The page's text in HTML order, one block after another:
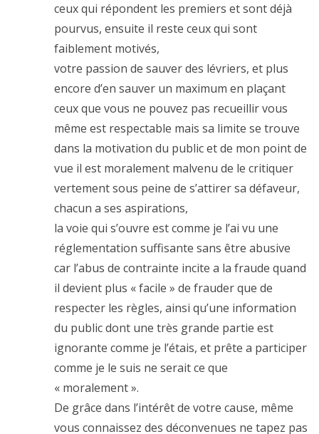
ceux qui répondent les premiers et sont déjà
pourvus, ensuite il reste ceux qui sont
faiblement motivés,
votre passion de sauver des lévriers, et plus
encore d’en sauver un maximum en plaçant
ceux que vous ne pouvez pas recueillir vous
même est respectable mais sa limite se trouve
dans la motivation du public et de mon point de
vue il est moralement malvenu de le critiquer
vertement sous peine de s’attirer sa défaveur,
chacun a ses aspirations,
la voie qui s’ouvre est comme je l’ai vu une
réglementation suffisante sans être abusive
car l’abus de contrainte incite a la fraude quand
il devient plus « facile » de frauder que de
respecter les règles, ainsi qu’une information
du public dont une très grande partie est
ignorante comme je l’étais, et prête a participer
comme je le suis ne serait ce que
« moralement ».
De grâce dans l’intérêt de votre cause, même
vous connaissez des déconvenues ne tapez pas